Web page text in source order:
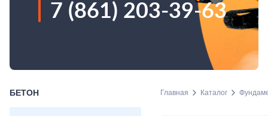
7 (861) 203-39-63
БЕТОН Главная Каталог